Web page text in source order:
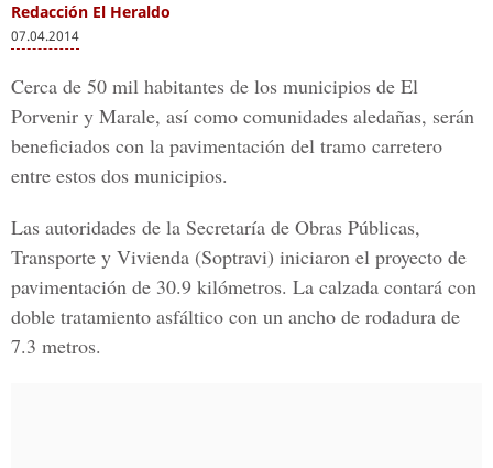
Redacción El Heraldo
07.04.2014
Cerca de 50 mil habitantes de los municipios de El
Porvenir y Marale, así como comunidades aledañas, serán
beneficiados con la pavimentación del tramo carretero
entre estos dos municipios.
Las autoridades de la Secretaría de Obras Públicas,
Transporte y Vivienda (Soptravi) iniciaron el proyecto de
pavimentación de 30.9 kilómetros. La calzada contará con
doble tratamiento asfáltico con un ancho de rodadura de
7.3 metros.